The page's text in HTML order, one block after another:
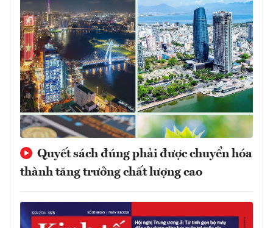
Quyết sách đúng phải được chuyển hóa
thành tăng trưởng chất lượng cao